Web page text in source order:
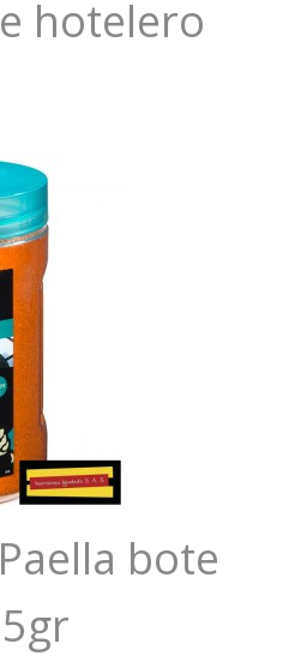
hotelero
bote